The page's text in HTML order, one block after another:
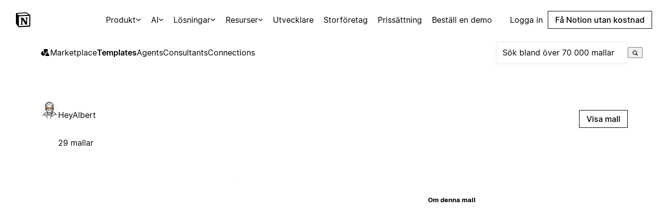
Produkt AI Lösningar Resurser Utvecklare Storföretag Prissättning Beställ en demo Logga in Få Notion utan kostnad
MarketplaceTemplatesAgentsConsultantsConnections
HeyAlbert
29 mallar
Visa mall
Om denna mall